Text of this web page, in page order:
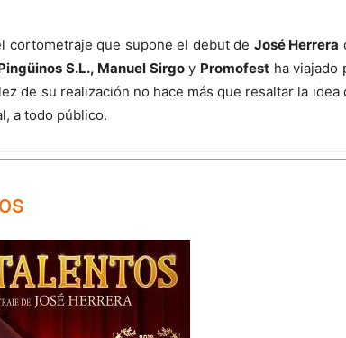
cortometraje que supone el debut de José Herrera
S.L., Manuel Sirgoy Promofestha viajado
de su realización no hace más que resaltar la
a todo público.